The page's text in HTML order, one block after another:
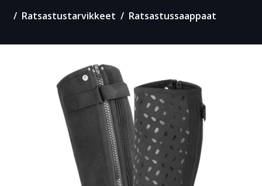
Ratsastustarvikkeet Ratsastussaappaat